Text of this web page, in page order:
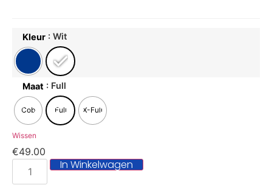
Kleur : Wit
Maat : Full
Cob Full X-Full
Wissen
€49.00
In Winkelwagen